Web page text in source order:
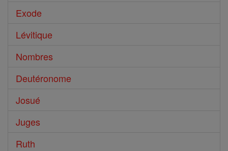
Exode
Lévitique
Nombres
Deutéronome
Josué
Juges
Ruth